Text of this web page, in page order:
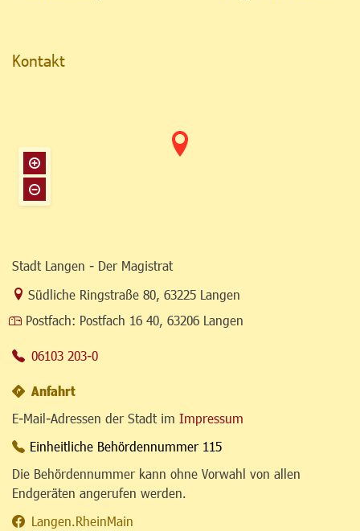
Kontakt
Stadt Langen - Der Magistrat
Link zur Google-Maps Navigation
Südliche Ringstraße 80, 63225 Langen
Postfach: Postfach 16 40, 63206 Langen
06103 203-0
Anfahrt
E-Mail-Adressen der Stadt im Impressum
Einheitliche Behördennummer 115
Die Behördennummer kann ohne Vorwahl von allen
Endgeräten angerufen werden.
Langen.RheinMain